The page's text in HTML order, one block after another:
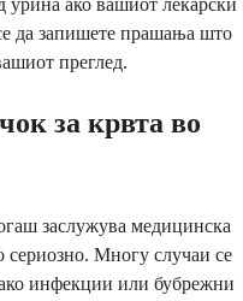
урина ако вашиот лекарски
да запишете прашања што
преглед.
за крвта во
заслужува медицинска
Многу случаи се
инфекции или бубрежни